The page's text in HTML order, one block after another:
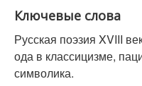
Ключевые слова
Русская поэзия XVIII
ода в классицизме,
символика.